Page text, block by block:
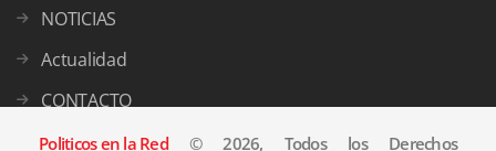
NOTICIAS
Actualidad
CONTACTO
Politicos en la Red© 2026, Todos los Derechos